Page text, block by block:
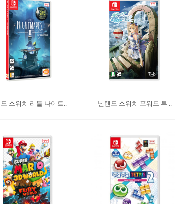
스위치 리틀 나이트.. 닌텐도 스위치 포워드 투 ..